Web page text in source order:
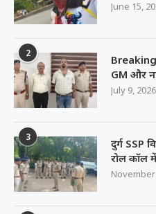
June 15,
2
GM और
July 9, 2026
3
दुर्ग SSP
रोल कॉल
November